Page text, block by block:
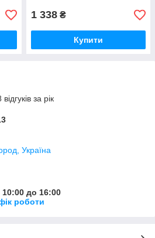
1 338 ₴
Купити
за рік
Україна
до 16:00
роботи